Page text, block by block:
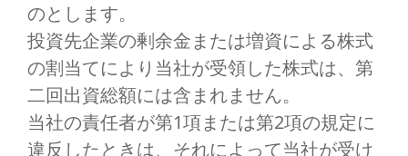
のとします。
投資先企業の剰余金または増資による株式
の割当てにより当社が受領した株式は、第
二回出資総額には含まれません。
当社の責任者が第1項または第2項の規定に
違反したときは、それによって当社が受け